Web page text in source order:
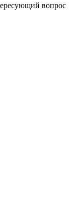
вопрос